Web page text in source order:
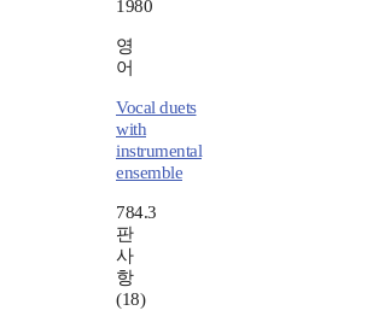
1980
영
어
Vocal duets
with
instrumental
ensemble
784.3
판
사
항
(18)